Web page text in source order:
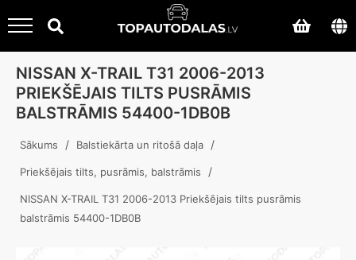
NISSAN X-TRAIL T31 2006-2013
PRIEKŠĒJAIS TILTS PUSRĀMIS
BALSTRĀMIS 54400-1DB0B
Sākums / Balstiekārta un ritošā daļa /
Priekšējais tilts, pusrāmis, balstrāmis /
NISSAN X-TRAIL T31 2006-2013 Priekšējais tilts pusrāmis
balstrāmis 54400-1DB0B